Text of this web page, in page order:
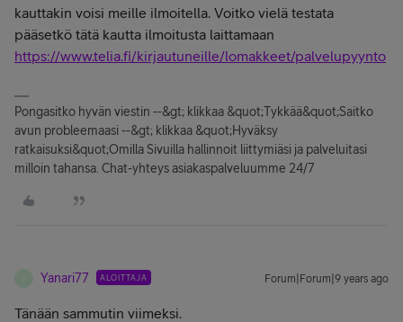
kauttakin voisi meille ilmoitella. Voitko vielä testata
pääsetkö tätä kautta ilmoitusta laittamaan
https://www.telia.fi/kirjautuneille/lomakkeet/palvelupyynto
Pongasitko hyvän viestin --&gt; klikkaa &quot;Tykkää&quot;Saitko
avun probleemaasi --&gt; klikkaa &quot;Hyväksy
ratkaisuksi&quot;Omilla Sivuilla hallinnoit liittymiäsi ja palveluitasi
milloin tahansa. Chat-yhteys asiakaspalveluumme 24/7
Yanari77 ALOITTAJA Forum|Forum|9 years ago
Tänään sammutin viimeksi.